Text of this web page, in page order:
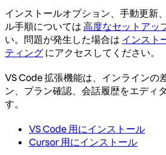
インストールオプション、手動更新
ル手順については 高度なセットアッ
い。問題が発生した場合は インスト
ティング にアクセスしてください。
VS Code 拡張機能は、インラインの
ン、プラン確認、会話履歴をエディ
す。
VS Code 用にインストール
Cursor 用にインストール